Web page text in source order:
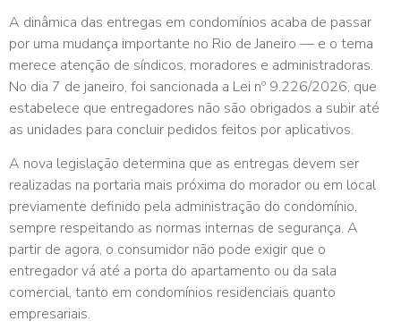
A dinâmica das entregas em condomínios acaba de passar
por uma mudança importante no Rio de Janeiro — e o tema
merece atenção de síndicos, moradores e administradoras.
No dia 7 de janeiro, foi sancionada a Lei nº 9.226/2026, que
estabelece que entregadores não são obrigados a subir até
as unidades para concluir pedidos feitos por aplicativos.
A nova legislação determina que as entregas devem ser
realizadas na portaria mais próxima do morador ou em local
previamente definido pela administração do condomínio,
sempre respeitando as normas internas de segurança. A
partir de agora, o consumidor não pode exigir que o
entregador vá até a porta do apartamento ou da sala
comercial, tanto em condomínios residenciais quanto
empresariais.